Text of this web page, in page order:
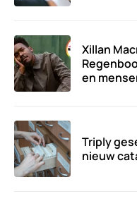
Xillan
en
Triply
nieuw